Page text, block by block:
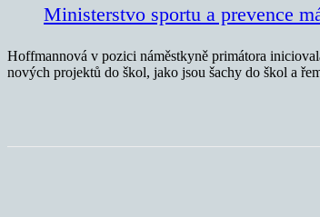
Ministerstvo sportu a prevence
Hoffmannová v pozici náměstkyně primátora
nových projektů do škol, jako jsou šachy do škol a